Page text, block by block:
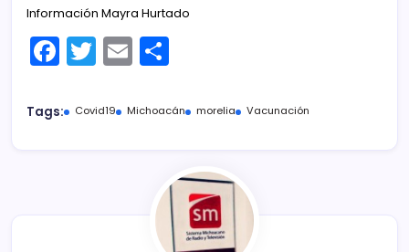
Información Mayra Hurtado
F
c
T
itt
E
ai m
ar
tir
Tags: Covid19 Michoacán morelia Vacunación